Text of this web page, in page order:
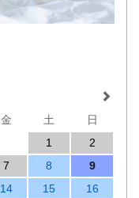
金 土
日
1
2
7 8
9
14 15
16